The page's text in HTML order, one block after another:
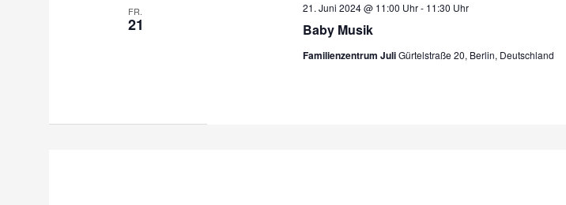
FR.
21 Baby Musik
21. Juni 2024 @ 11:00 Uhr- 11:30 Uhr
Familienzentrum JuliGürtelstraße 20, Berlin, Deutschland